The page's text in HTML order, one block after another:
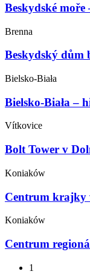
Beskydské moře
Brenna
Beskydský dům
Bielsko-Biała
Bielsko-Biała –
Vítkovice
Bolt Tower v
Koniaków
Centrum krajky
Koniaków
Centrum
1